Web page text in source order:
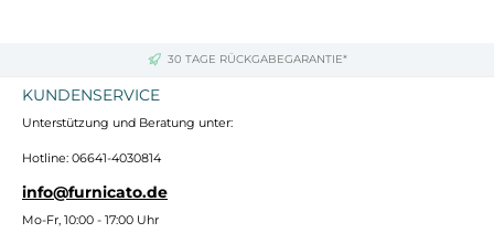
30 TAGE RÜCKGABEGARANTIE*
KUNDENSERVICE
Unterstützung und Beratung unter:
Hotline: 06641-4030814
info@furnicato.de
Mo-Fr, 10:00 - 17:00 Uhr